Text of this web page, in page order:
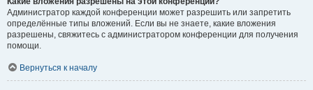
Администратор каждой конференции может разрешить или запретить
определённые типы вложений. Если вы не знаете, какие вложения
разрешены, свяжитесь с администратором конференции для получения
помощи.
Вернуться к началу